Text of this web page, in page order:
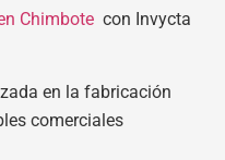
Chimbote con Invycta
en la fabricación
comerciales